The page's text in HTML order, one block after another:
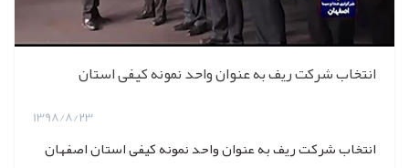
انتخاب شرکت ریف به عنوان واحد نمونه کیفی استان
1398/8/23
انتخاب شرکت ریف به عنوان واحد نمونه کیفی استان اصفهان